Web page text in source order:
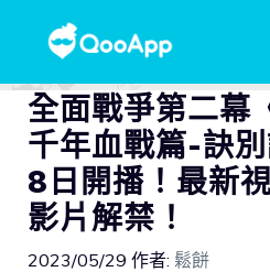
全面戰爭第二幕
千年血戰篇-訣
8日開播！最新
影片解禁！
2023/05/29 作者: 鬆餅